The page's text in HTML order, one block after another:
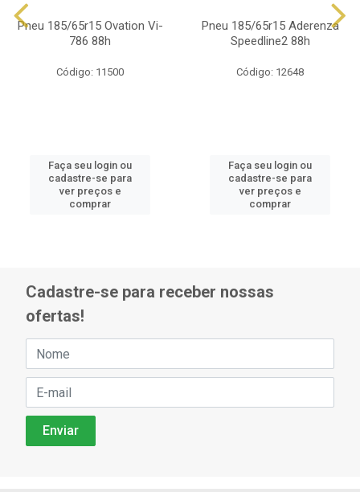
Pneu 185/65r15 Ovation Vi-
786 88h
Código: 11500
Faça seu login ou
cadastre-se para
ver preços e
comprar
Pneu 185/65r15 Aderenza
Speedline2 88h
Código: 12648
Faça seu login ou
cadastre-se para
ver preços e
comprar
Cadastre-se para receber nossas
ofertas!